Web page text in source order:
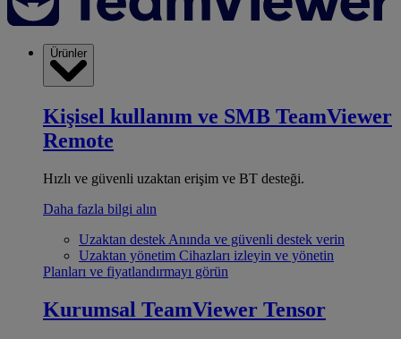
Ürünler
Kişisel kullanım ve SMB TeamViewer
Remote
Hızlı ve güvenli uzaktan erişim ve BT desteği.
Daha fazla bilgi alın
Uzaktan destek Anında ve güvenli destek verin
Uzaktan yönetim Cihazları izleyin ve yönetin
Planları ve fiyatlandırmayı görün
Kurumsal TeamViewer Tensor